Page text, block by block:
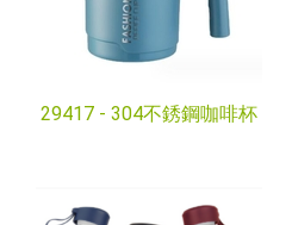
29417 - 304不銹鋼咖啡杯